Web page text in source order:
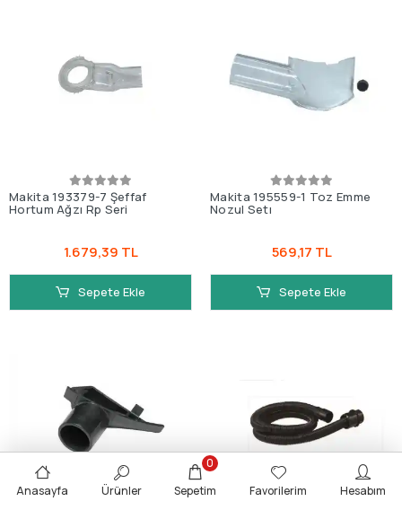
Makita 193379-7 Şeffaf
Hortum Ağzı Rp Seri
1.679,39 TL
Sepete Ekle
Makita 195559-1 Toz Emme
Nozul Setı
569,17 TL
Sepete Ekle
Anasayfa Ürünler Sepetim
0
Favorilerim
Hesabım